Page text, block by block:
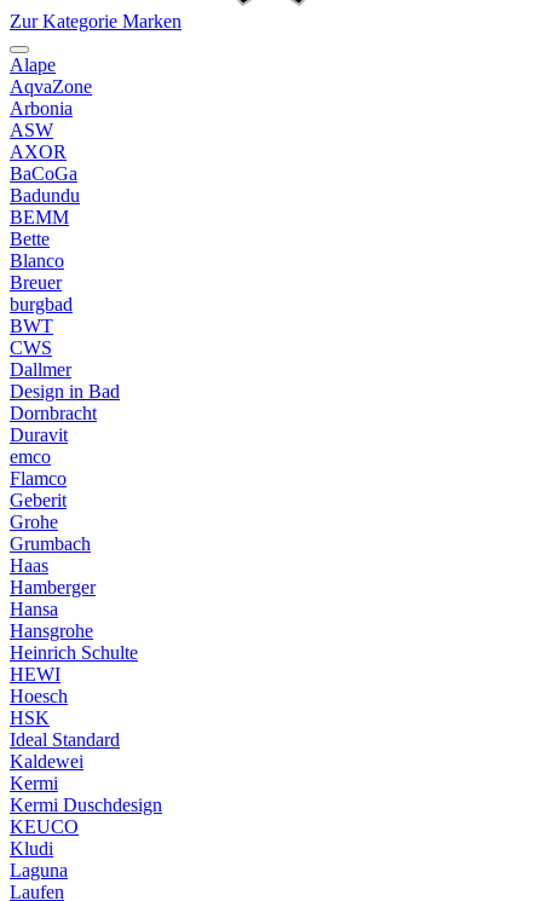
Zur Kategorie Marken
Alape
AqvaZone
Arbonia
ASW
AXOR
BaCoGa
Badundu
BEMM
Bette
Blanco
Breuer
burgbad
BWT
CWS
Dallmer
Design in Bad
Dornbracht
Duravit
emco
Flamco
Geberit
Grohe
Grumbach
Haas
Hamberger
Hansa
Hansgrohe
Heinrich Schulte
HEWI
Hoesch
HSK
Ideal Standard
Kaldewei
Kermi
Kermi Duschdesign
KEUCO
Kludi
Laguna
Laufen